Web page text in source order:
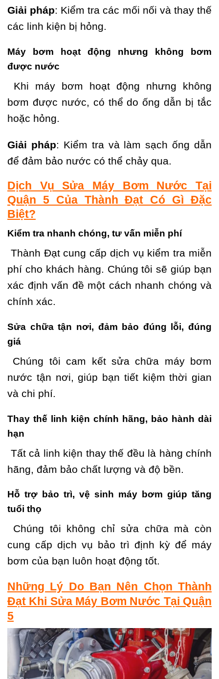
Giải pháp: Kiểm tra các mối nối và thay thế
các linh kiện bị hỏng.
Máy bơm hoạt động nhưng không bơm
được nước
Khi máy bơm hoạt động nhưng không
bơm được nước, có thể do ống dẫn bị tắc
hoặc hỏng.
Giải pháp: Kiểm tra và làm sạch ống dẫn
để đảm bảo nước có thể chảy qua.
Dịch Vụ Sửa Máy Bơm Nước Tại
Quận 5 Của Thành Đạt Có Gì Đặc
Biệt?
Kiểm tra nhanh chóng, tư vấn miễn phí
Thành Đạt cung cấp dịch vụ kiểm tra miễn
phí cho khách hàng. Chúng tôi sẽ giúp bạn
xác định vấn đề một cách nhanh chóng và
chính xác.
Sửa chữa tận nơi, đảm bảo đúng lỗi, đúng
giá
Chúng tôi cam kết sửa chữa máy bơm
nước tận nơi, giúp bạn tiết kiệm thời gian
và chi phí.
Thay thế linh kiện chính hãng, bảo hành dài
hạn
Tất cả linh kiện thay thế đều là hàng chính
hãng, đảm bảo chất lượng và độ bền.
Hỗ trợ bảo trì, vệ sinh máy bơm giúp tăng
tuổi thọ
Chúng tôi không chỉ sửa chữa mà còn
cung cấp dịch vụ bảo trì định kỳ để máy
bơm của bạn luôn hoạt động tốt.
Những Lý Do Bạn Nên Chọn Thành
Đạt Khi Sửa Máy Bơm Nước Tại Quận
5